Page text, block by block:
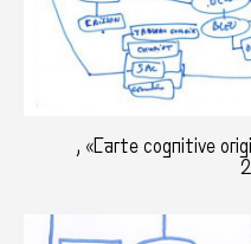
, «Carte cognitive